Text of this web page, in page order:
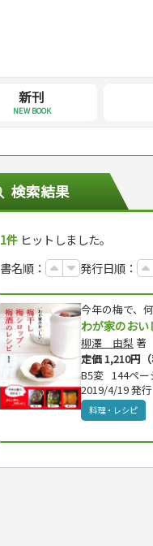
新刊
NEW BOOK
検索結果
1件 ヒットしました。
書名順：
発行日順：
今年の梅で、
わが家のお
柳澤 由梨 著
定価 1,210円（
B5変 144ペー
2019/4/19 発行
料理・レシピ